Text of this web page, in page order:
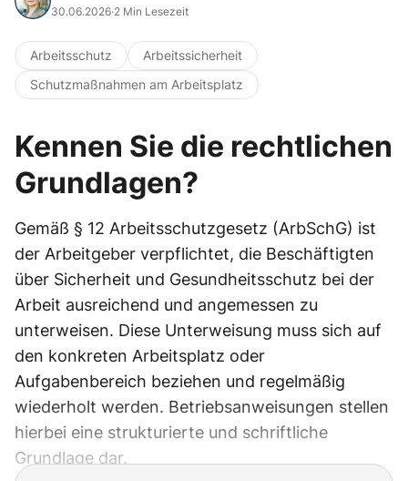
30.06.2026·2 Min Lesezeit
Arbeitsschutz
Arbeitssicherheit
Schutzmaßnahmen am Arbeitsplatz
Kennen Sie die rechtlichen
Grundlagen?
Gemäß § 12 Arbeitsschutzgesetz (ArbSchG) ist
der Arbeitgeber verpflichtet, die Beschäftigten
über Sicherheit und Gesundheitsschutz bei der
Arbeit ausreichend und angemessen zu
unterweisen. Diese Unterweisung muss sich auf
den konkreten Arbeitsplatz oder
Aufgabenbereich beziehen und regelmäßig
wiederholt werden. Betriebsanweisungen stellen
hierbei eine strukturierte und schriftliche
Grundlage dar.